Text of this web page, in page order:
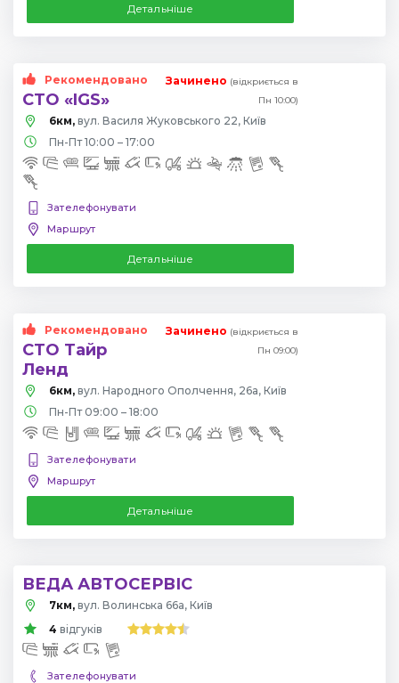
Детальніше
Рекомендовано
СТО «IGS»
Зачинено (відкриється в
Пн 10:00)
6км, вул. Василя Жуковського 22, Київ
Пн-Пт 10:00 – 17:00
Зателефонувати
Маршрут
Детальніше
Рекомендовано
СТО Тайр
Ленд
Зачинено (відкриється в
Пн 09:00)
6км, вул. Народного Ополчення, 26а, Київ
Пн-Пт 09:00 – 18:00
Зателефонувати
Маршрут
Детальніше
ВЕДА АВТОСЕРВІС
7км, вул. Волинська 66а, Київ
4 відгуків
Зателефонувати